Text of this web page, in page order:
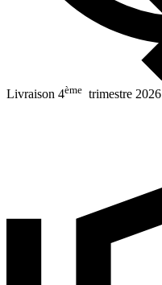
Livraison 4ème trimestre 2026